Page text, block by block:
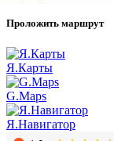
Проложить маршрут
Я.Карты
G.Maps
Я.Навигатор